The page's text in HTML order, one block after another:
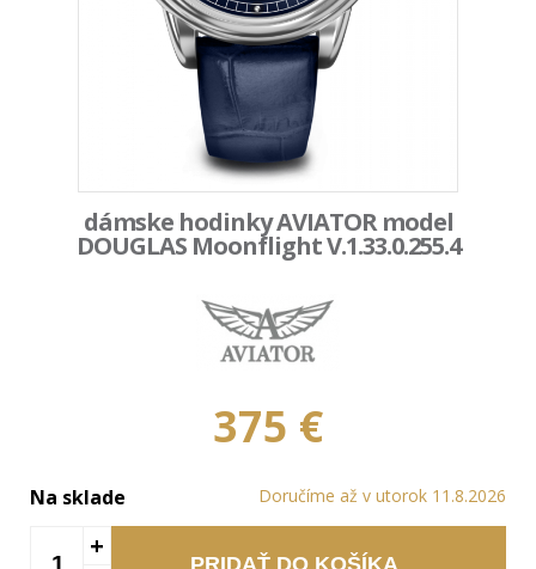
dámske hodinky AVIATOR model
DOUGLAS Moonflight V.1.33.0.255.4
375 €
Na sklade Doručíme až v utorok 11.8.2026
PRIDAŤ DO KOŠÍKA
+